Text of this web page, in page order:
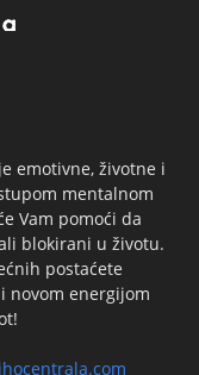
emotivne, životne i
mentalnom
Vam pomoći da
blokirani u životu.
postaćete
novom energijom